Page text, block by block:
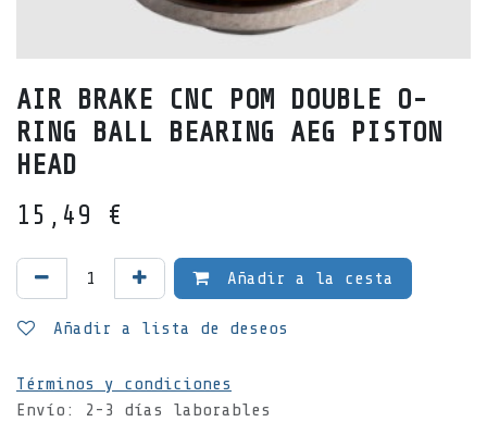
AIR BRAKE CNC POM DOUBLE O-
RING BALL BEARING AEG PISTON
HEAD
15,49
€
Añadir a la cesta
Añadir a lista de deseos
Términos y condiciones
Envío: 2-3 días laborables